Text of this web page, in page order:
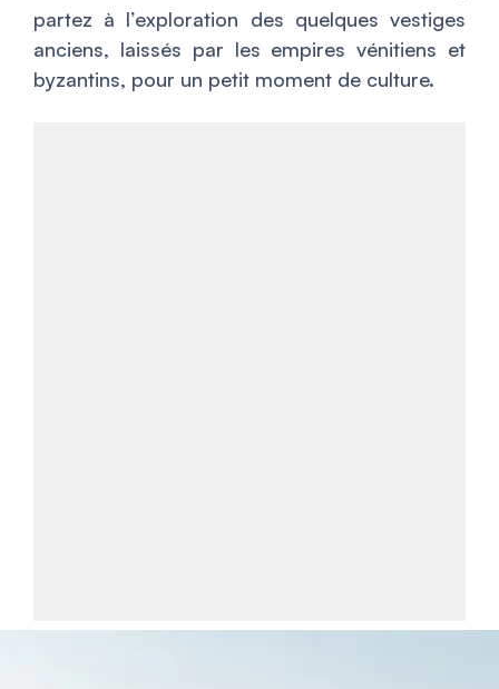
partez à l’exploration des quelques vestiges
anciens, laissés par les empires vénitiens et
byzantins, pour un petit moment de culture.